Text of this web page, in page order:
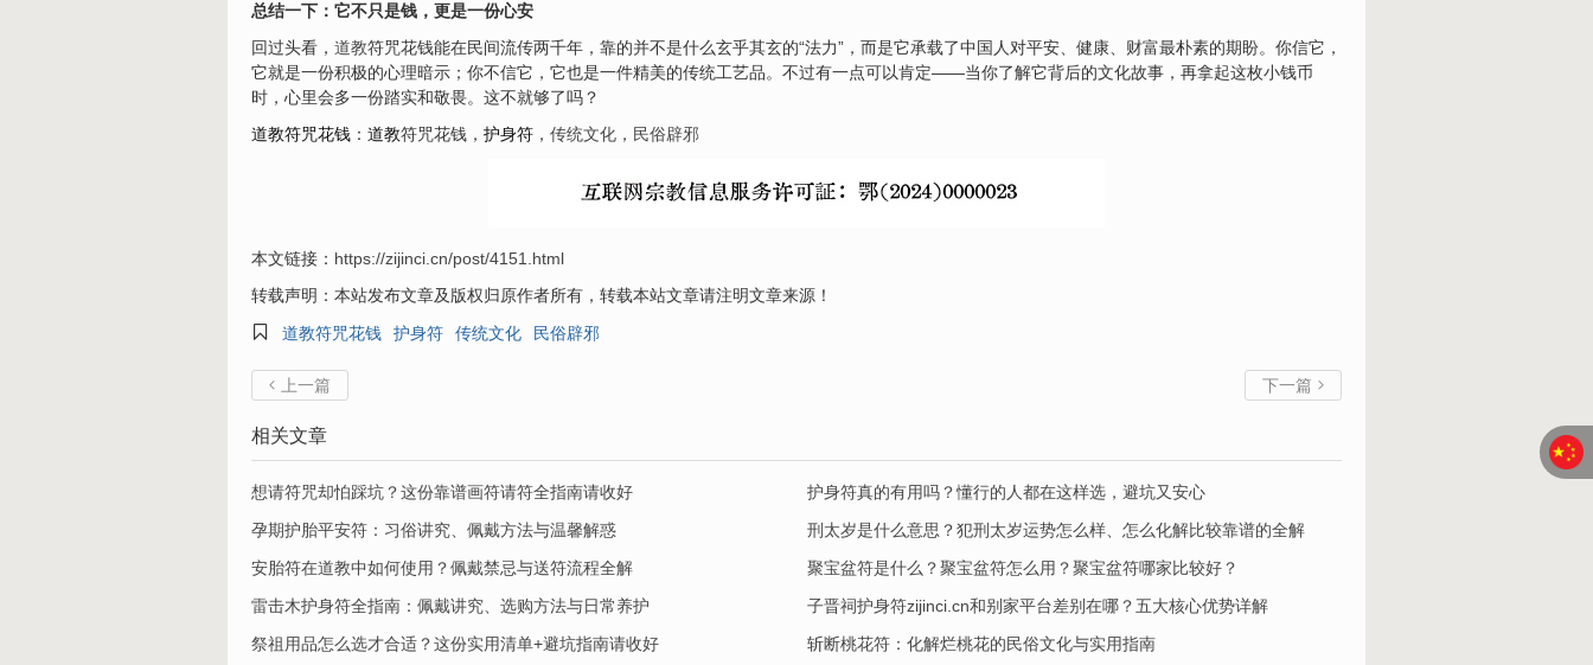
总结一下：它不只是钱，更是一份心安
回过头看， 道教符咒花钱能在民间流传两千年，靠的并不是什么玄乎其玄的“法力”，而是它承载了中国人对平安、健康、财富最朴素的期盼。你信它，
它就是一份积极的心理暗示；你不信它，它也是一件精美的传统工艺品。不过有一点可以肯定——当你了解它背后的文化故事，再拿起这枚小钱币
时，心里会多一份踏实和敬畏。这不就够了吗？
道教符咒花钱 ： 道教符咒花钱， 护身符 ， 传统文化 ， 民俗辟邪
本文链接： https://zijinci.cn/post/4151.html
转载声明：本站发布文章及版权归原作者所有，转载本站文章请注明文章来源！

道教符咒花钱 护身符 传统文化 民俗辟邪
 上一篇 下一篇 
相关文章
想请符咒却怕踩坑？这份靠谱画符请符全指南请收好
护身符真的有用吗？懂行的人都在这样选，避坑又安心
孕期护胎平安符：习俗讲究、佩戴方法与温馨解惑
刑太岁是什么意思？犯刑太岁运势怎么样、怎么化解比较靠谱的全解
安胎符在道教中如何使用？佩戴禁忌与送符流程全解
聚宝盆符是什么？聚宝盆符怎么用？聚宝盆符哪家比较好？
​雷击木护身符全指南：佩戴讲究、选购方法与日常养护
子晋祠护身符zijinci.cn和别家平台差别在哪？五大核心优势详解
祭祖用品怎么选才合适？这份实用清单+避坑指南请收好
斩断桃花符：化解烂桃花的民俗文化与实用指南